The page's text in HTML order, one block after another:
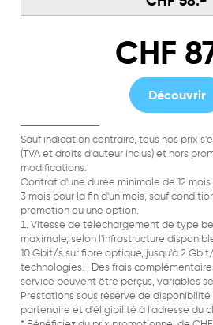
CHF
Découvrir
Sauf indication contraire, tous nos prix
(TVA et droits d'auteur inclus) et hors
modifications.
Contrat d'une durée minimale de 12
3 mois pour la fin d'un mois, sauf
promotion ou une option.
Vitesse de téléchargement de type
maximale, selon l'infrastructure
10 Gbit/s sur fibre optique, jusqu'à 2
technologies. | Des frais
service peuvent être perçus, variables
Prestations sous réserve de
partenaire et d'éligibilité à l'adresse du